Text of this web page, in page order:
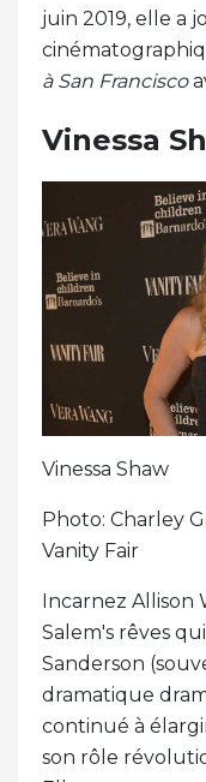
juin 2019, elle a
à San Francisco
Vinessa
Vinessa Shaw
Photo: Charley
Vanity Fair
Incarnez Allison
Salem's rêves
Sanderson
dramatique
continué à
son rôle